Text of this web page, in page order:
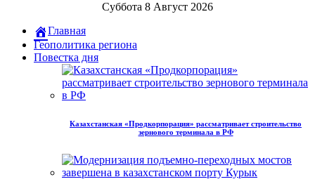
Суббота 8 Август 2026
Главная
Геополитика региона
Повестка дня
Казахстанская «Продкорпорация» рассматривает строительство
зернового терминала в РФ